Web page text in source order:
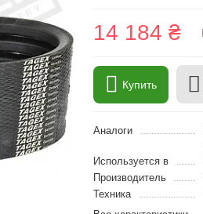
14 184 ₴
Купить
Аналоги
Используется в
Производитель
Техника